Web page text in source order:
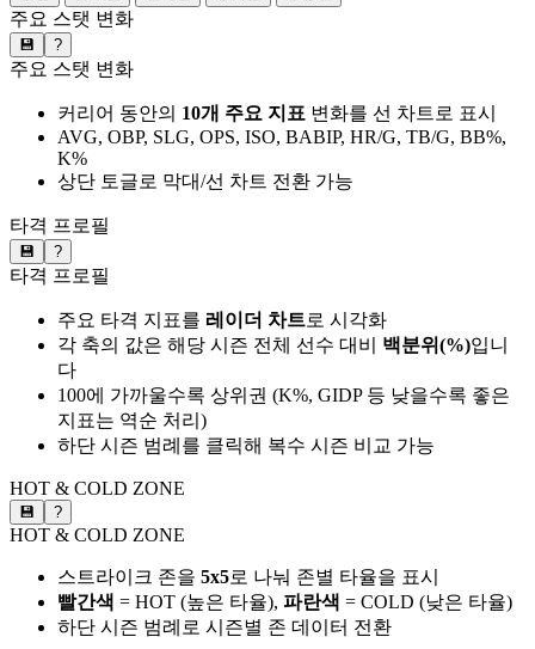
주요 스탯 변화
💾 ?
주요 스탯 변화
커리어 동안의 10개 주요 지표 변화를 선 차트로 표시
AVG, OBP, SLG, OPS, ISO, BABIP, HR/G, TB/G, BB%,
K%
상단 토글로 막대/선 차트 전환 가능
타격 프로필
💾 ?
타격 프로필
주요 타격 지표를 레이더 차트로 시각화
각 축의 값은 해당 시즌 전체 선수 대비 백분위(%)입니
다
100에 가까울수록 상위권 (K%, GIDP 등 낮을수록 좋은
지표는 역순 처리)
하단 시즌 범례를 클릭해 복수 시즌 비교 가능
HOT & COLD ZONE
💾 ?
HOT & COLD ZONE
스트라이크 존을 5x5로 나눠 존별 타율을 표시
빨간색 = HOT (높은 타율), 파란색 = COLD (낮은 타율)
하단 시즌 범례로 시즌별 존 데이터 전환